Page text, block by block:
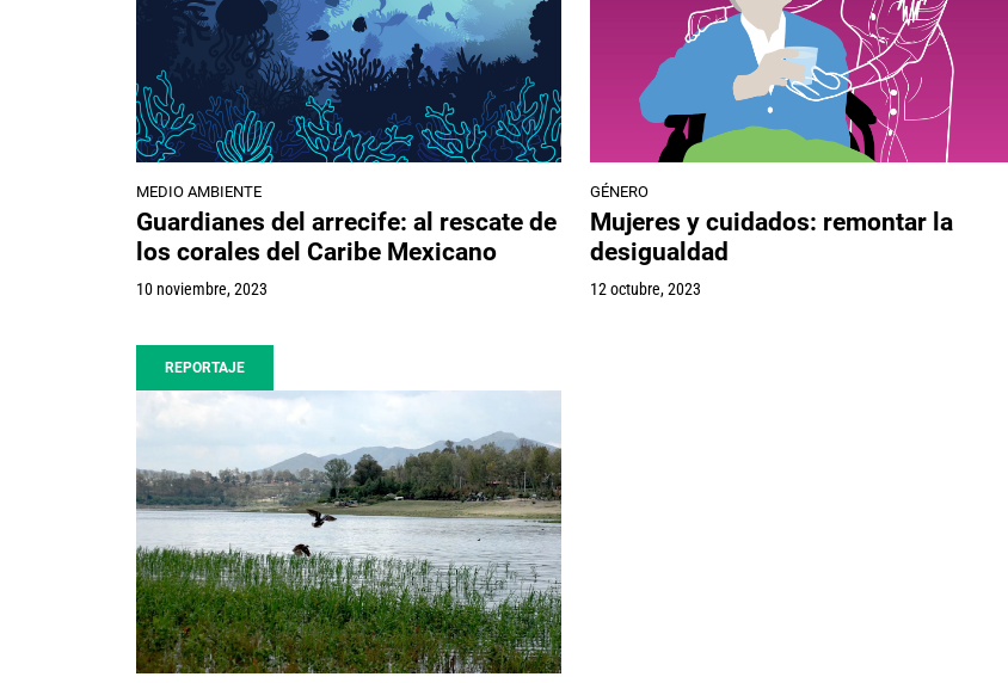
MEDIO AMBIENTE
Guardianes del arrecife: al rescate de
los corales del Caribe Mexicano
10 noviembre, 2023
GÉNERO
Mujeres y cuidados: remontar la
desigualdad
12 octubre, 2023
REPORTAJE